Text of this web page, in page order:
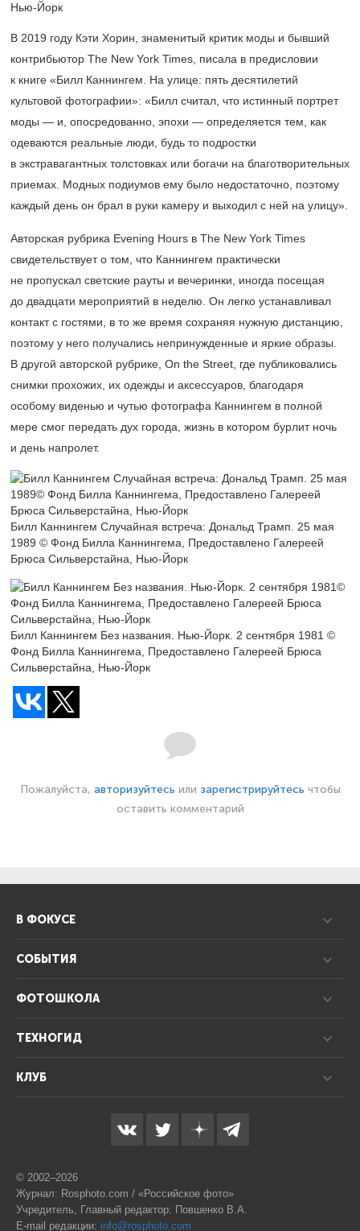
Нью-Йорк
В 2019 году Кэти Хорин, знаменитый критик моды и бывший
контрибьютор The New York Times, писала в предисловии
к книге «Билл Каннингем. На улице: пять десятилетий
культовой фотографии»: «Билл считал, что истинный портрет
моды — и, опосредованно, эпохи — определяется тем, как
одеваются реальные люди, будь то подростки
в экстравагантных толстовках или богачи на благотворительных
приемах. Модных подиумов ему было недостаточно, поэтому
каждый день он брал в руки камеру и выходил с ней на улицу».
Авторская рубрика Evening Hours в The New York Times
свидетельствует о том, что Каннингем практически
не пропускал светские рауты и вечеринки, иногда посещая
до двадцати мероприятий в неделю. Он легко устанавливал
контакт с гостями, в то же время сохраняя нужную дистанцию,
поэтому у него получались непринужденные и яркие образы.
В другой авторской рубрике, On the Street, где публиковались
снимки прохожих, их одежды и аксессуаров, благодаря
особому виденью и чутью фотографа Каннингем в полной
мере смог передать дух города, жизнь в котором бурлит ночь
и день напролет.
Билл Каннингем Случайная встреча: Дональд Трамп. 25 мая
1989 © Фонд Билла Каннингема, Предоставлено Галереей
Брюса Сильверстайна, Нью-Йорк
Билл Каннингем Без названия. Нью-Йорк. 2 сентября 1981 ©
Фонд Билла Каннингема, Предоставлено Галереей Брюса
Сильверстайна, Нью-Йорк
Пожалуйста, авторизуйтесь или зарегистрируйтесь чтобы
оставить комментарий
В ФОКУСЕ
СОБЫТИЯ
ФОТОШКОЛА
ТЕХНОГИД
КЛУБ
© 2002–2026
Журнал: Rosphoto.com / «Российское фото»
Учредитель, Главный редактор: Повшенко В.А.
E-mail редакции: info@rosphoto.com